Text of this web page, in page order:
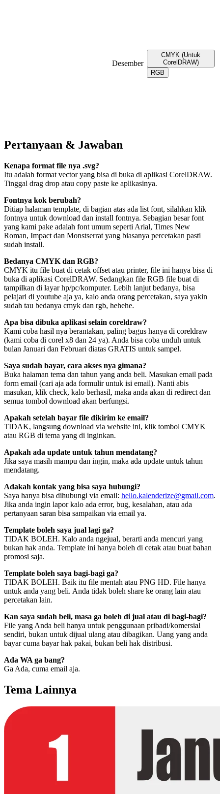
Desember
CMYK (Untuk
CorelDRAW)
RGB
Pertanyaan & Jawaban
Kenapa format file nya .svg?
Itu adalah format vector yang bisa di buka di aplikasi CorelDRAW.
Tinggal drag drop atau copy paste ke aplikasinya.
Fontnya kok berubah?
Ditiap halaman template, di bagian atas ada list font, silahkan klik
fontnya untuk download dan install fontnya. Sebagian besar font
yang kami pake adalah font umum seperti Arial, Times New
Roman, Impact dan Monstserrat yang biasanya percetakan pasti
sudah install.
Bedanya CMYK dan RGB?
CMYK itu file buat di cetak offset atau printer, file ini hanya bisa di
buka di aplikasi CorelDRAW. Sedangkan file RGB file buat di
tampilkan di layar hp/pc/komputer. Lebih lanjut bedanya, bisa
pelajari di youtube aja ya, kalo anda orang percetakan, saya yakin
sudah tau bedanya cmyk dan rgb, hehehe.
Apa bisa dibuka aplikasi selain coreldraw?
Kami coba hasil nya berantakan, paling bagus hanya di coreldraw
(kami coba di corel x8 dan 24 ya). Anda bisa coba unduh untuk
bulan Januari dan Februari diatas GRATIS untuk sampel.
Saya sudah bayar, cara akses nya gimana?
Buka halaman tema dan tahun yang anda beli. Masukan email pada
form email (cari aja ada formulir untuk isi email). Nanti abis
masukan, klik check, kalo berhasil, maka anda akan di redirect dan
semua tombol download akan berfungsi.
Apakah setelah bayar file dikirim ke email?
TIDAK, langsung download via website ini, klik tombol CMYK
atau RGB di tema yang di inginkan.
Apakah ada update untuk tahun mendatang?
Jika saya masih mampu dan ingin, maka ada update untuk tahun
mendatang.
Adakah kontak yang bisa saya hubungi?
Saya hanya bisa dihubungi via email: hello.kalenderize@gmail.com.
Jika anda ingin lapor kalo ada error, bug, kesalahan, atau ada
pertanyaan saran bisa sampaikan via email ya.
Template boleh saya jual lagi ga?
TIDAK BOLEH. Kalo anda ngejual, berarti anda mencuri yang
bukan hak anda. Template ini hanya boleh di cetak atau buat bahan
promosi saja.
Template boleh saya bagi-bagi ga?
TIDAK BOLEH. Baik itu file mentah atau PNG HD. File hanya
untuk anda yang beli. Anda tidak boleh share ke orang lain atau
percetakan lain.
Kan saya sudah beli, masa ga boleh di jual atau di bagi-bagi?
File yang Anda beli hanya untuk penggunaan pribadi/komersial
sendiri, bukan untuk dijual ulang atau dibagikan. Uang yang anda
bayar cuma bayar hak pakai, bukan beli hak distribusi.
Ada WA ga bang?
Ga Ada, cuma email aja.
Tema Lainnya